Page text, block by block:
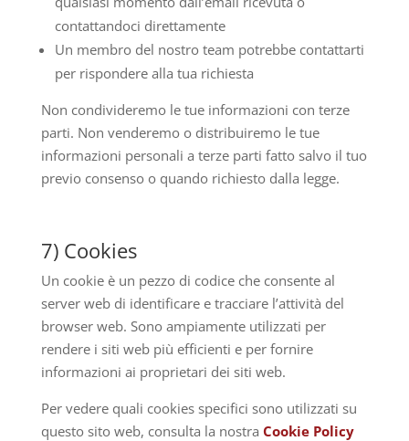
contattandoci direttamente
Un membro del nostro team potrebbe contattarti
per rispondere alla tua richiesta
Non condivideremo le tue informazioni con terze
parti. Non venderemo o distribuiremo le tue
informazioni personali a terze parti fatto salvo il tuo
previo consenso o quando richiesto dalla legge.
7) Cookies
Un cookie è un pezzo di codice che consente al
server web di identificare e tracciare l’attività del
browser web. Sono ampiamente utilizzati per
rendere i siti web più efficienti e per fornire
informazioni ai proprietari dei siti web.
Per vedere quali cookies specifici sono utilizzati su
questo sito web, consulta la nostra Cookie Policy